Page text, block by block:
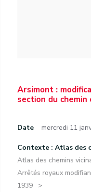
Arsimont :
section du chemin
Date mercredi 11
Contexte : Atlas des
Atlas des chemins
Arrêtés royaux
1939